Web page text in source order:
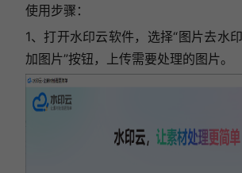
使用步骤：
1、打开水印云软件，选择“图片去水
加图片”按钮，上传需要处理的图片。